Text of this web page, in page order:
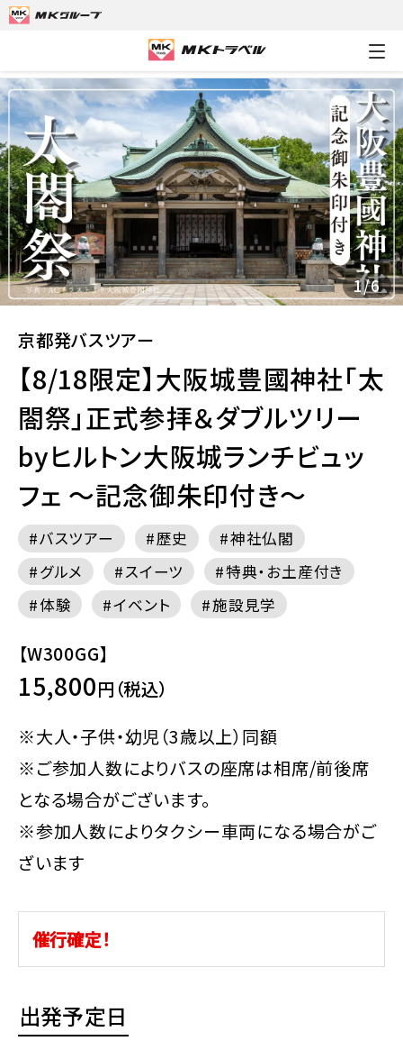
京都発バスツアー 【8/18限定】大阪城豊國神
1/6
京都発バスツアー
【8/18限定】大阪城豊國神社「太
閤祭」正式参拝＆ダブルツリー
byヒルトン大阪城ランチビュッ
フェ ～記念御朱印付き～
バスツアー 歴史
神社仏閣
グルメ
スイーツ
特典・お土産付き
体験
イベント 施設見学
【W300GG】
15,800円（税込）
※大人・子供・幼児（3歳以上）同額
※ご参加人数によりバスの座席は相席/前後席
となる場合がございます。
※参加人数によりタクシー車両になる場合がご
ざいます
催行確定！
出発予定日